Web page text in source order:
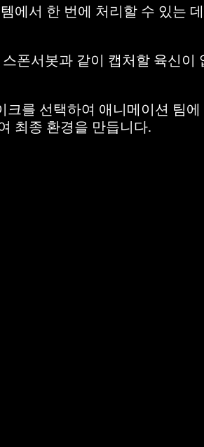
에서 한 번에 처리할 수 있는
폰서봇과 같이 캡처할 육신이
를 선택하여 애니메이션 팀
최종 환경을 만듭니다.